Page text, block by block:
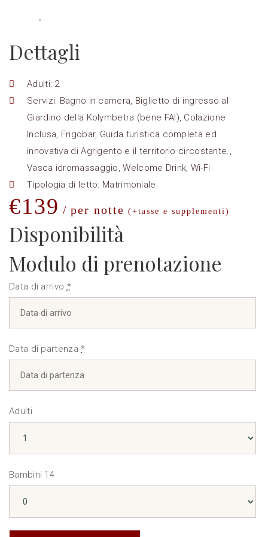
Dettagli
Adulti: 2
Servizi: Bagno in camera, Biglietto di ingresso al
Giardino della Kolymbetra (bene FAI), Colazione
Inclusa, Frigobar, Guida turistica completa ed
innovativa di Agrigento e il territorio circostante.,
Vasca idromassaggio,Welcome Drink, Wi-Fi
Tipologia di letto: Matrimoniale
€139 per notte (+tasse e supplementi)
Disponibilità
Modulo di prenotazione
Data di arrivo *
Data di partenza*
Adulti
Bambini 14